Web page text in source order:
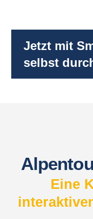
Jetzt mit
selbst
Eine